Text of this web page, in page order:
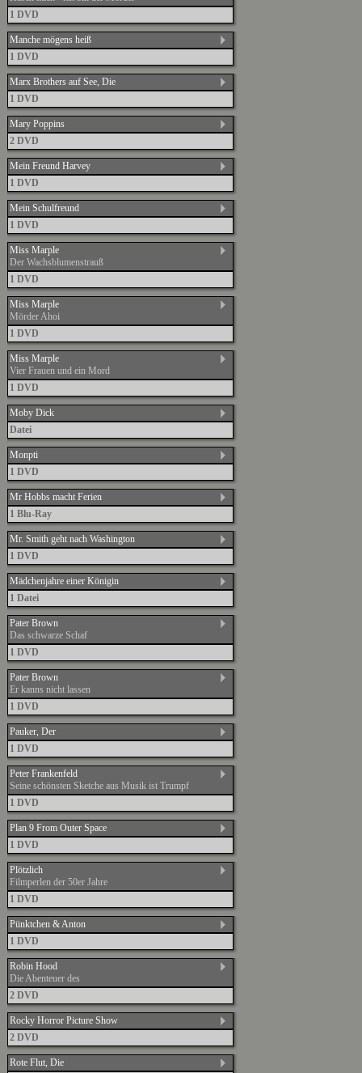
1 DVD
Manche mögens heiß
1 DVD
Marx Brothers auf See, Die
1 DVD
Mary Poppins
2 DVD
Mein Freund Harvey
1 DVD
Mein Schulfreund
1 DVD
Miss Marple
Der Wachsblumenstrauß
1 DVD
Miss Marple
Mörder Ahoi
1 DVD
Miss Marple
Vier Frauen und ein Mord
1 DVD
Moby Dick
Datei
Monpti
1 DVD
Mr Hobbs macht Ferien
1 Blu-Ray
Mr. Smith geht nach Washington
1 DVD
Mädchenjahre einer Königin
1 Datei
Pater Brown
Das schwarze Schaf
1 DVD
Pater Brown
Er kanns nicht lassen
1 DVD
Pauker, Der
1 DVD
Peter Frankenfeld
Seine schönsten Sketche aus Musik ist Trumpf
1 DVD
Plan 9 From Outer Space
1 DVD
Plötzlich
Filmperlen der 50er Jahre
1 DVD
Pünktchen & Anton
1 DVD
Robin Hood
Die Abenteuer des
2 DVD
Rocky Horror Picture Show
2 DVD
Rote Flut, Die